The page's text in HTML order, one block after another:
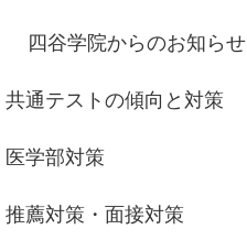
四谷学院からのお知らせ
共通テストの傾向と対策
医学部対策
推薦対策・面接対策